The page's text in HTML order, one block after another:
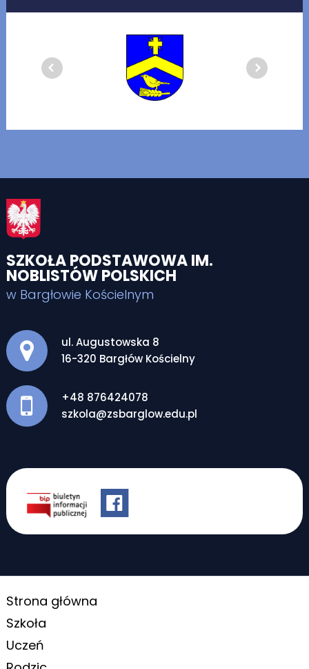
SZKOŁA PODSTAWOWA IM.
NOBLISTÓW POLSKICH
w Bargłowie Kościelnym
Adres pocztowy:
ul. Augustowska 8
16-320 Bargłów Kościelny
+48 876424078
szkola@zsbarglow.edu.pl
Strona główna
Szkoła
Uczeń